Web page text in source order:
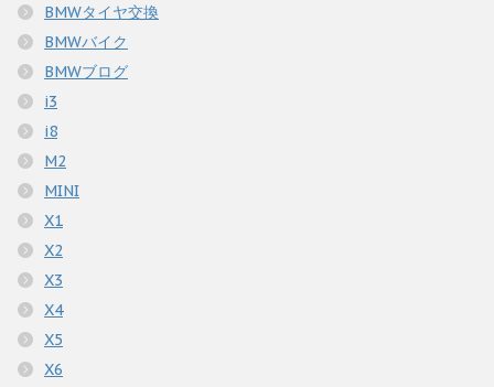
BMWタイヤ交換
BMWバイク
BMWブログ
i3
i8
M2
MINI
X1
X2
X3
X4
X5
X6